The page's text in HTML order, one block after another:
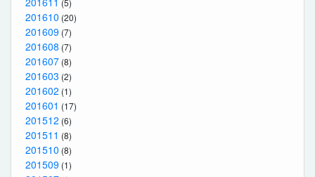
(5)
201610 (20)
201609 (7)
201608 (7)
201607 (8)
201603 (2)
201602 (1)
201601 (17)
201512 (6)
201511 (8)
201510 (8)
201509 (1)